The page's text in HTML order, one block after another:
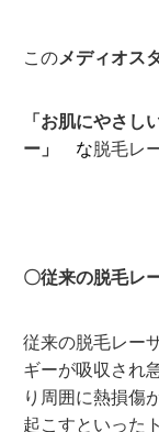
このメディオス
「お肌にやさ
ー」
な脱毛レ
〇従来の脱毛レ
従来の脱毛レー
ギーが吸収され
り周囲に熱損傷
起こすといった